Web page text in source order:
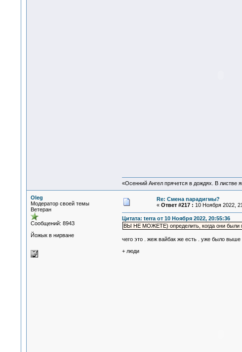
«Осенний Ангел прячется в дождях. В листве
Oleg
Модератор своей темы
Ветеран
Сообщений: 8943
Йожык в нирване
Re: Смена парадигмы?
« Ответ #217 : 10 Ноября 2022,
Цитата: terra от 10 Ноября 2022, 20:55:36
ВЫ НЕ МОЖЕТЕ) определить, когда они были
чего это . жеж вайбак же есть . уже было выше
+ люди